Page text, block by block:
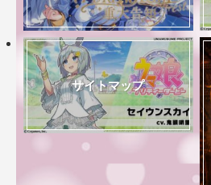
サイトマップ